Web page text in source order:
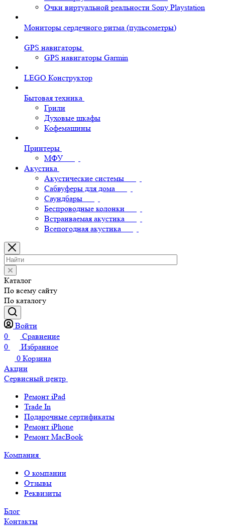
Очки виртуальной реальности Sony Playstation
Мониторы сердечного ритма (пульсометры)
GPS навигаторы
GPS навигаторы Garmin
LEGO Конструктор
Бытовая техника
Грили
Духовые шкафы
Кофемашины
Принтеры
МФУ
Акустика
Акустические системы
Сабвуферы для дома
Саундбары
Беспроводные колонки
Встраиваемая акустика
Всепогодная акустика
Каталог
По всему сайту
По каталогу
Войти
0
Сравнение
0
Избранное
0 Корзина
Акции
Сервисный центр
Ремонт iPad
Trade In
Подарочные сертификаты
Ремонт iPhone
Ремонт MacBook
Компания
О компании
Отзывы
Реквизиты
Блог
Контакты